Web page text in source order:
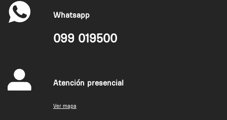
Whatsapp
099 019500
Atención presencial
Ver mapa